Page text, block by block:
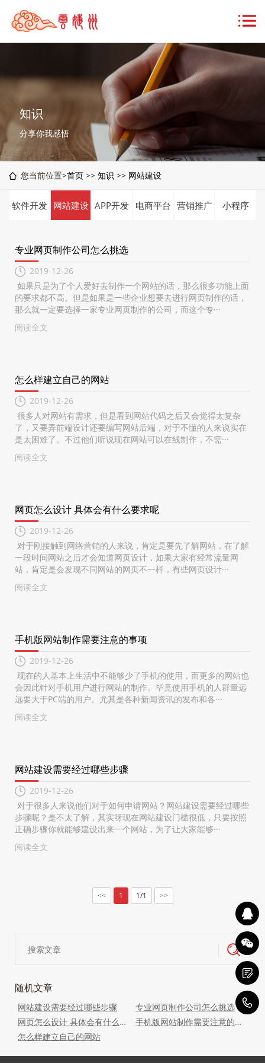
知识
分享你我感悟
您当前位置>首页 >> 知识 >> 网站建设
软件开发 网站建设 APP开发 电商平台 营销推广 小程序
专业网页制作公司怎么挑选
2019-12-26
如果只是为了个人爱好去制作一个网站的话，那么很多功能上面
的要求都不高。但是如果是一些企业想要去进行网页制作的话，
那么就一定要选择一家专业网页制作的公司，而这个专···
阅读全文
怎么样建立自己的网站
2019-12-26
很多人对网站有需求，但是看到网站代码之后又会觉得太复杂
了，又要弄前端设计还要编写网站后端，对于不懂的人来说实在
是太困难了。不过他们听说现在网站可以在线制作，不需···
阅读全文
网页怎么设计 具体会有什么要求呢
2019-12-26
对于刚接触到网络营销的人来说，肯定是要先了解网站，在了解
一段时间网站之后才会知道网页设计，如果大家有经常流量网
站，肯定是会发现不同网站的网页不一样，有些网页设计···
阅读全文
手机版网站制作需要注意的事项
2019-12-26
现在的人基本上生活中不能够少了手机的使用，而更多的网站也
会因此针对手机用户进行网站的制作。毕竟使用手机的人群量远
远要大于PC端的用户。尤其是各种新闻资讯的发布和各···
阅读全文
网站建设需要经过哪些步骤
2019-12-26
对于很多人来说他们对于如何申请网站？网站建设需要经过哪些
步骤呢？是不太了解，其实呀现在网站建设门槛很低，只要按照
正确步骤你就能够建设出来一个网站，为了让大家能够···
阅读全文
<< 1 1/1 >>
随机文章
网站建设需要经过哪些步骤
专业网页制作公司怎么挑选
网页怎么设计 具体会有什么要求呢
手机版网站制作需要注意的事项
怎么样建立自己的网站